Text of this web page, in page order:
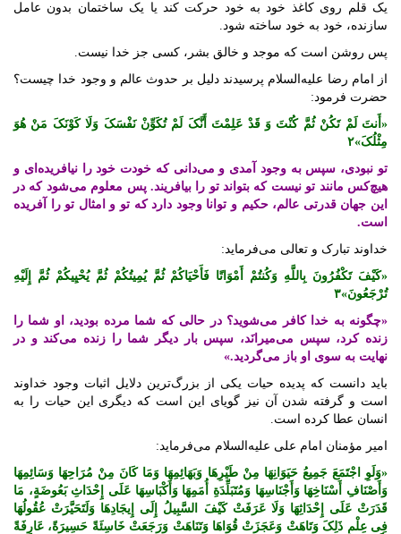
یک قلم روی کاغذ خود به خود حرکت کند یا یک ساختمان بدون عامل
سازنده، خود به خود ساخته شود.
پس روشن است که موجد و خالق بشر، کسی جز خدا نیست.
از امام رضا علیه‌السلام پرسیدند دلیل بر حدوث عالم و وجود خدا چیست؟
حضرت فرمود:
«أَنتَ لَمْ تَکُنْ ثُمَّ کُنْتَ وَ قَدْ عَلِمْتَ أَنَّکَ لَمْ تُکَوِّنْ نَفْسَکَ وَلَا کَوْنَکَ مَنْ هُوَ
مِثْلُکَ»۲
تو نبودی، سپس به وجود آمدی و می‌دانی که خودت خود را نیافریده‌ای و
هیچ‌کس مانند تو نیست که بتواند تو را بیافریند. پس معلوم می‌شود که در
این جهان قدرتی عالم، حکیم و توانا وجود دارد که تو و امثال تو را آفریده
است.
خداوند تبارک و تعالی می‌فرماید:
«کَیْفَ تَکْفُرُونَ بِاللَّهِ وَکُنتُمْ أَمْوَاتًا فَأَحْیَاکُمْ ثُمَّ یُمِیتُکُمْ ثُمَّ یُحْیِیکُمْ ثُمَّ إِلَیْهِ
تُرْجَعُونَ»۳
«چگونه به خدا کافر می‌شوید؟ در حالی که شما مرده بودید، او شما را
زنده کرد، سپس می‌میرانَد، سپس بار دیگر شما را زنده می‌کند و در
نهایت به سوی او باز می‌گردید.»
باید دانست که پدیده حیات یکی از بزرگ‌ترین دلایل اثبات وجود خداوند
است و گرفته شدن آن نیز گویای این است که دیگری این حیات را به
انسان عطا کرده است.
امیر مؤمنان امام علی علیه‌السلام می‌فرماید:
«وَلَوِ اجْتَمَعَ جَمِیعُ حَیَوَانِهَا مِنْ طَیْرِهَا وَبَهَائِمِهَا وَمَا کَانَ مِنْ مُرَاحِهَا وَسَائِمِهَا
وَأَصْنَافِ أَسْنَاخِهَا وَأَجْنَاسِهَا وَمُتَبَلِّدَةِ أُمَمِهَا وَأَکْبَاسِهَا عَلَی إِحْدَاثِ بَعُوضَةٍ، مَا
قَدَرَتْ عَلَی إِحْدَاثِهَا وَلَا عَرَفَتْ کَیْفَ السَّبِیلُ إِلَی إِیجَادِهَا وَلَتَحَیَّرَتْ عُقُولُهَا
فِی عِلْمِ ذَلِکَ وَتَاهَتْ وَعَجَزَتْ قُوَاهَا وَتَنَاهَتْ وَرَجَعَتْ خَاسِئَةً حَسِیرَةً، عَارِفَةً